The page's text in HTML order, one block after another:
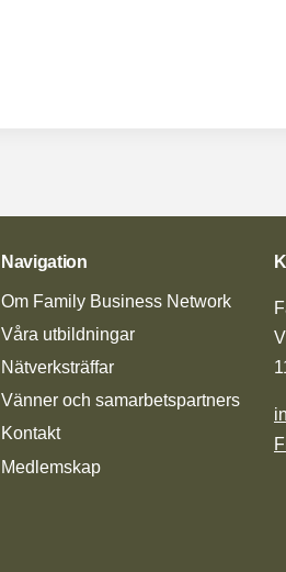
Navigation
Om Family Business Network
Våra utbildningar
Nätverksträffar
Vänner och samarbetspartners
Kontakt
Medlemskap